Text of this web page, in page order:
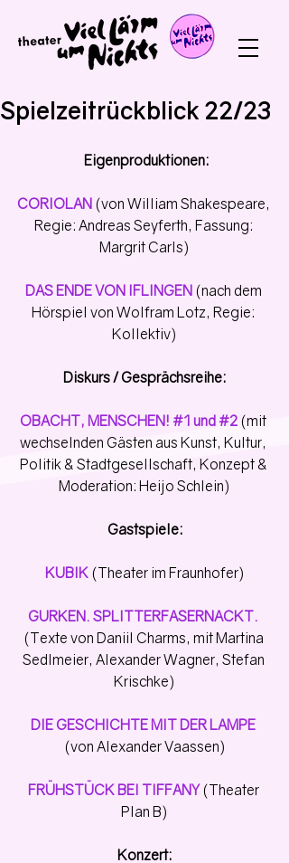
Spielzeitrückblick 22/23
Eigenproduktionen:
CORIOLAN (von William Shakespeare,
Regie: Andreas Seyferth, Fassung:
Margrit Carls)
DAS ENDE VON IFLINGEN (nach dem
Hörspiel von Wolfram Lotz, Regie:
Kollektiv)
Diskurs / Gesprächsreihe:
OBACHT, MENSCHEN! #1 und #2 (mit
wechselnden Gästen aus Kunst, Kultur,
Politik & Stadtgesellschaft, Konzept &
Moderation: Heijo Schlein)
Gastspiele:
KUBIK (Theater im Fraunhofer)
GURKEN. SPLITTERFASERNACKT.
(Texte von Daniil Charms, mit Martina
Sedlmeier, Alexander Wagner, Stefan
Krischke)
DIE GESCHICHTE MIT DER LAMPE
(von Alexander Vaassen)
FRÜHSTÜCK BEI TIFFANY (Theater
Plan B)
Konzert: